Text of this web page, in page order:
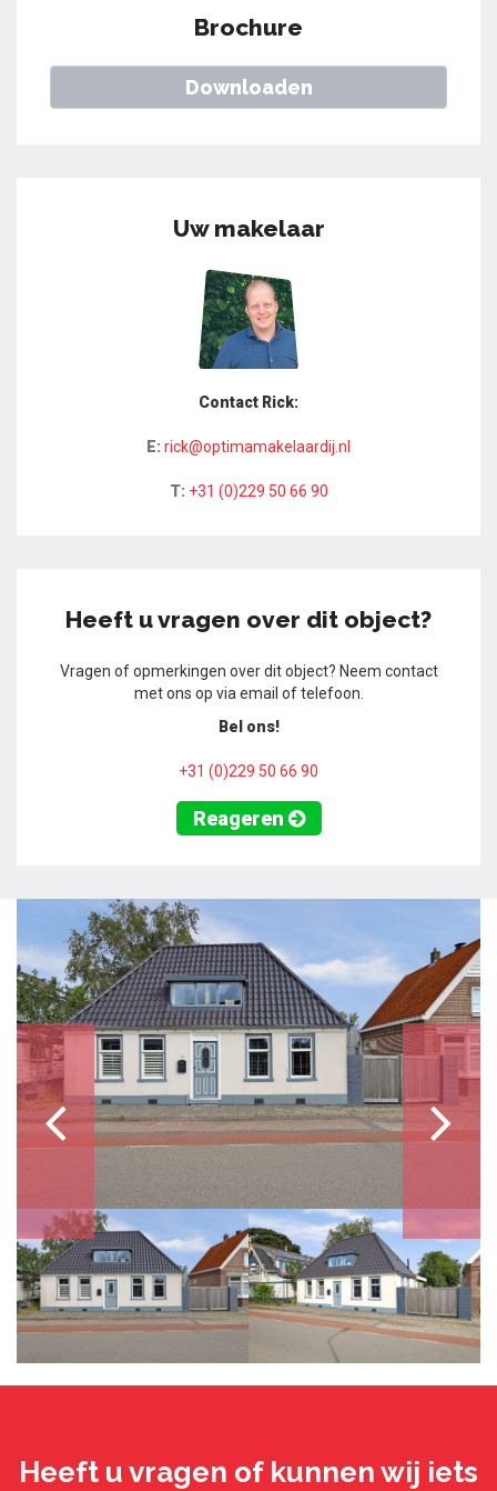
Brochure
Downloaden
Uw makelaar
Contact Rick:
E: rick@optimamakelaardij.nl
T: +31 (0)229 50 66 90
Heeft u vragen over dit object?
Vragen of opmerkingen over dit object? Neem contact
met ons op via email of telefoon.
Bel ons!
+31 (0)229 50 66 90
Reageren
Heeft u vragen of kunnen wij iets